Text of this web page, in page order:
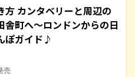
方 カンタベリーと周辺の
舎町へ～ロンドンからの日
ぽガイド♪
売